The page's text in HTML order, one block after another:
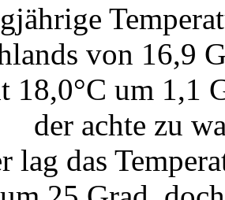
von 16,9
18,0°C um 1,1
der achte zu
lag das